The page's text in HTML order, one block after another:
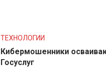
ТЕХНОЛОГИИ
Кибермошенники
Госуслуг